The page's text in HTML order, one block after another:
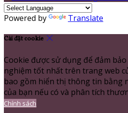
Powered by Translate
Cài đặt cookie
Cookie được sử dụng để đảm
nghiệm tốt nhất trên trang web
bao gồm hiển thị thông tin bằng
của bạn nếu có và phân tích
Chính sách